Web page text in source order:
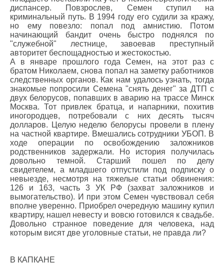
диспансер. Повзрослев, Семен ступил на
криминальный путь. В 1994 году его судили за кражу,
но ему повезло: попал под амнистию. Потом
начинающий бандит очень быстро поднялся по
"служебной" лестнице, завоевав преступный
авторитет беспощадностью и жестокостью.
А в январе прошлого года Семен, на этот раз с
братом Николаем, снова попал на заметку работников
следственных органов. Как нам удалось узнать, тогда
знакомые попросили Семена "снять денег" за ДТП с
двух белорусов, попавших в аварию на трассе Минск
Москва. Тот привлек братца, и напарники, похитив
иногородцев, потребовали с них десять тысяч
долларов. Целую неделю белорусы провели в плену
на частной квартире. Вмешались сотрудники УБОП. В
ходе операции по освобождению заложников
родственников задержали. Но история получилась
довольно темной. Старший пошел по делу
свидетелем, а младшего отпустили под подписку о
невыезде, несмотря на тяжелые статьи обвинения:
126 и 163, часть 3 УК РФ (захват заложников и
вымогательство). И при этом Семен чувствовал себя
вполне уверенно. Приобрел очередную машину купил
квартиру, нашел невесту и вовсю готовился к свадьбе.
Довольно странное поведение для человека, над
которым висят две уголовные статьи, не правда ли?
В КАПКАНЕ